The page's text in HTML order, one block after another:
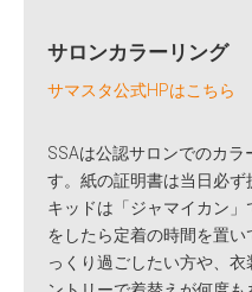
サロンカラーリング
サマスタ公式HPはこちら
SSAは公認サロンでのカラ
す。紙の証明書は当日必ず
キッドは「ジャマイカン
をしたら定着の時間を置
っくり過ごしたい方や、